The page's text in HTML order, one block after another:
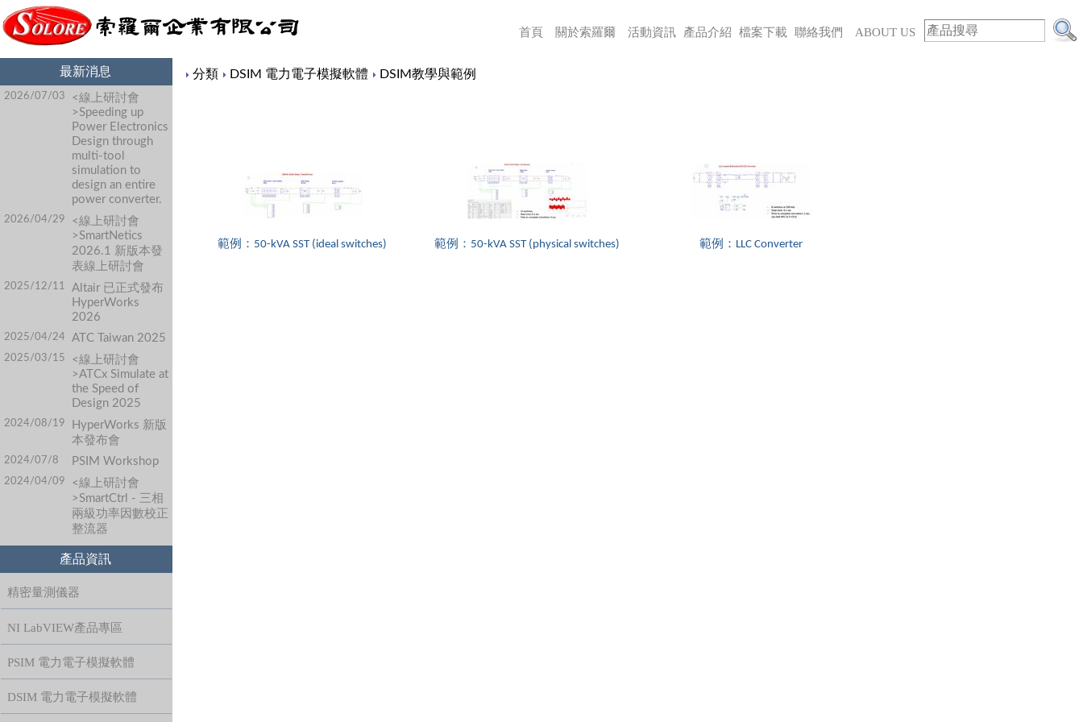
首頁 關於索羅爾 活動資訊 產品介紹 檔案下載 聯絡我們 ABOUT US
最新消息
2026/07/03
<線上研討會
>Speeding up
Power Electronics
Design through
multi-tool
simulation to
design an entire
power converter.
2026/04/29
<線上研討會
>SmartNetics
2026.1 新版本發
表線上研討會
2025/12/11
Altair 已正式發布
HyperWorks
2026
2025/04/24 ATC Taiwan 2025
2025/03/15
<線上研討會
>ATCx Simulate at
the Speed of
Design 2025
2024/08/19
HyperWorks 新版
本發布會
2024/07/8 PSIM Workshop
2024/04/09
<線上研討會
>SmartCtrl - 三相
兩級功率因數校正
整流器
產品資訊
精密量測儀器
NI LabVIEW產品專區
PSIM 電力電子模擬軟體
DSIM 電力電子模擬軟體
Content
分類 DSIM 電力電子模擬軟體 DSIM教學與範例
範例：50-kVA SST (ideal switches) 範例：50-kVA SST (physical switches) 範例：LLC Converter